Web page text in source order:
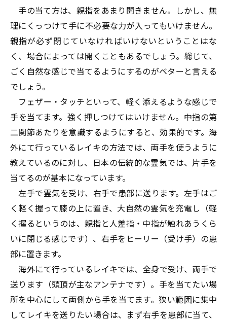
手の当て方は、親指をあまり開きません。しかし、無
理にくっつけて手に不必要な力が入ってもいけません。
親指が必ず閉じていなければいけないということはな
く、場合によっては開くこともあるでしょう。総じて、
ごく自然な感じで当てるようにするのがベターと言える
でしょう。
フェザー・タッチといって、軽く添えるような感じで
手を当てます。強く押しつけてはいけません。中指の第
二関節あたりを意識するようにすると、効果的です。海
外にて行っているレイキの方法では、両手を使うように
教えているのに対し、日本の伝統的な霊気では、片手を
当てるのが基本になっています。
左手で霊気を受け、右手で患部に送ります。左手はご
く軽く握って膝の上に置き、大自然の霊気を充電し（軽
く握るというのは、親指と人差指・中指が触れあうくら
いに閉じる感じです）、右手をヒーリー（受け手）の患
部に置きます。
海外にて行っているレイキでは、全身で受け、両手で
送ります（頭頂が主なアンテナです）。手を当てたい場
所を中心にして両側から手を当てます。狭い範囲に集中
してレイキを送りたい場合は、まず右手を患部に当て、